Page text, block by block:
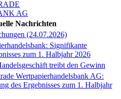
AG
Nachrichten
(24.07.2026)
Signifikante
zum 1. Halbjahr 2026
treibt den Gewinn
Wertpapierhandelsbank AG:
des Ergebnisses zum 1. Halbjahr